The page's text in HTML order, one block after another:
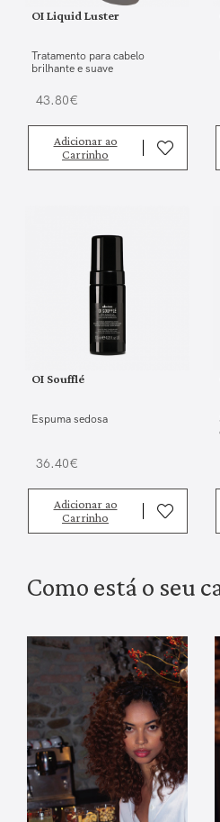
OI Liquid Luster
Tratamento para cabelo
brilhante e suave
43.80€
Adicionar ao
Carrinho
OI Soufflé
Espuma sedosa
36.40€
Adicionar ao
Carrinho
Como está o seu